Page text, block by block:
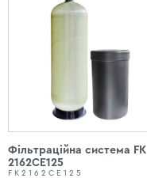
Фільтраційна система FK
2162CE125
FK2162CE125